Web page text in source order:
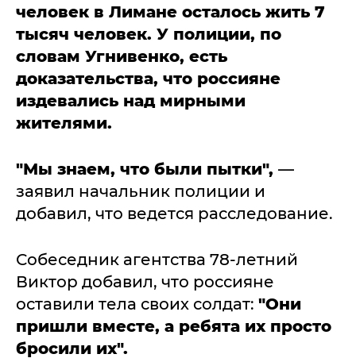
человек в Лимане осталось жить 7
тысяч человек. У полиции, по
словам Угнивенко, есть
доказательства, что россияне
издевались над мирными
жителями.
"Мы знаем, что были пытки", —
заявил начальник полиции и
добавил, что ведется расследование.
Собеседник агентства 78-летний
Виктор добавил, что россияне
оставили тела своих солдат: "Они
пришли вместе, а ребята их просто
бросили их".